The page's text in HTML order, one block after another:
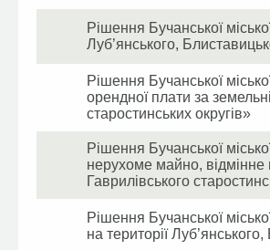
Рішення Бучанської
Луб’янського,
Рішення Бучанської
орендної плати за
старостинських округів»
Рішення Бучанської
нерухоме майно, відмінне
Гаврилівського
Рішення Бучанської
на території